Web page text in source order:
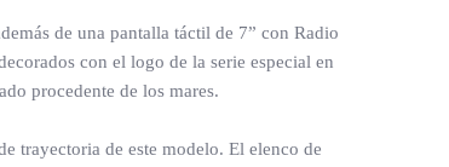
de una pantalla táctil de 7” con Radio
con el logo de la serie especial en
procedente de los mares.
trayectoria de este modelo. El elenco de